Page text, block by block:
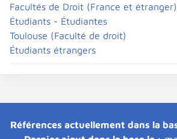
Facultés de Droit (France et étranger)
Étudiants - Étudiantes
Toulouse (Faculté de droit)
Étudiants étrangers
Références actuellement dans la